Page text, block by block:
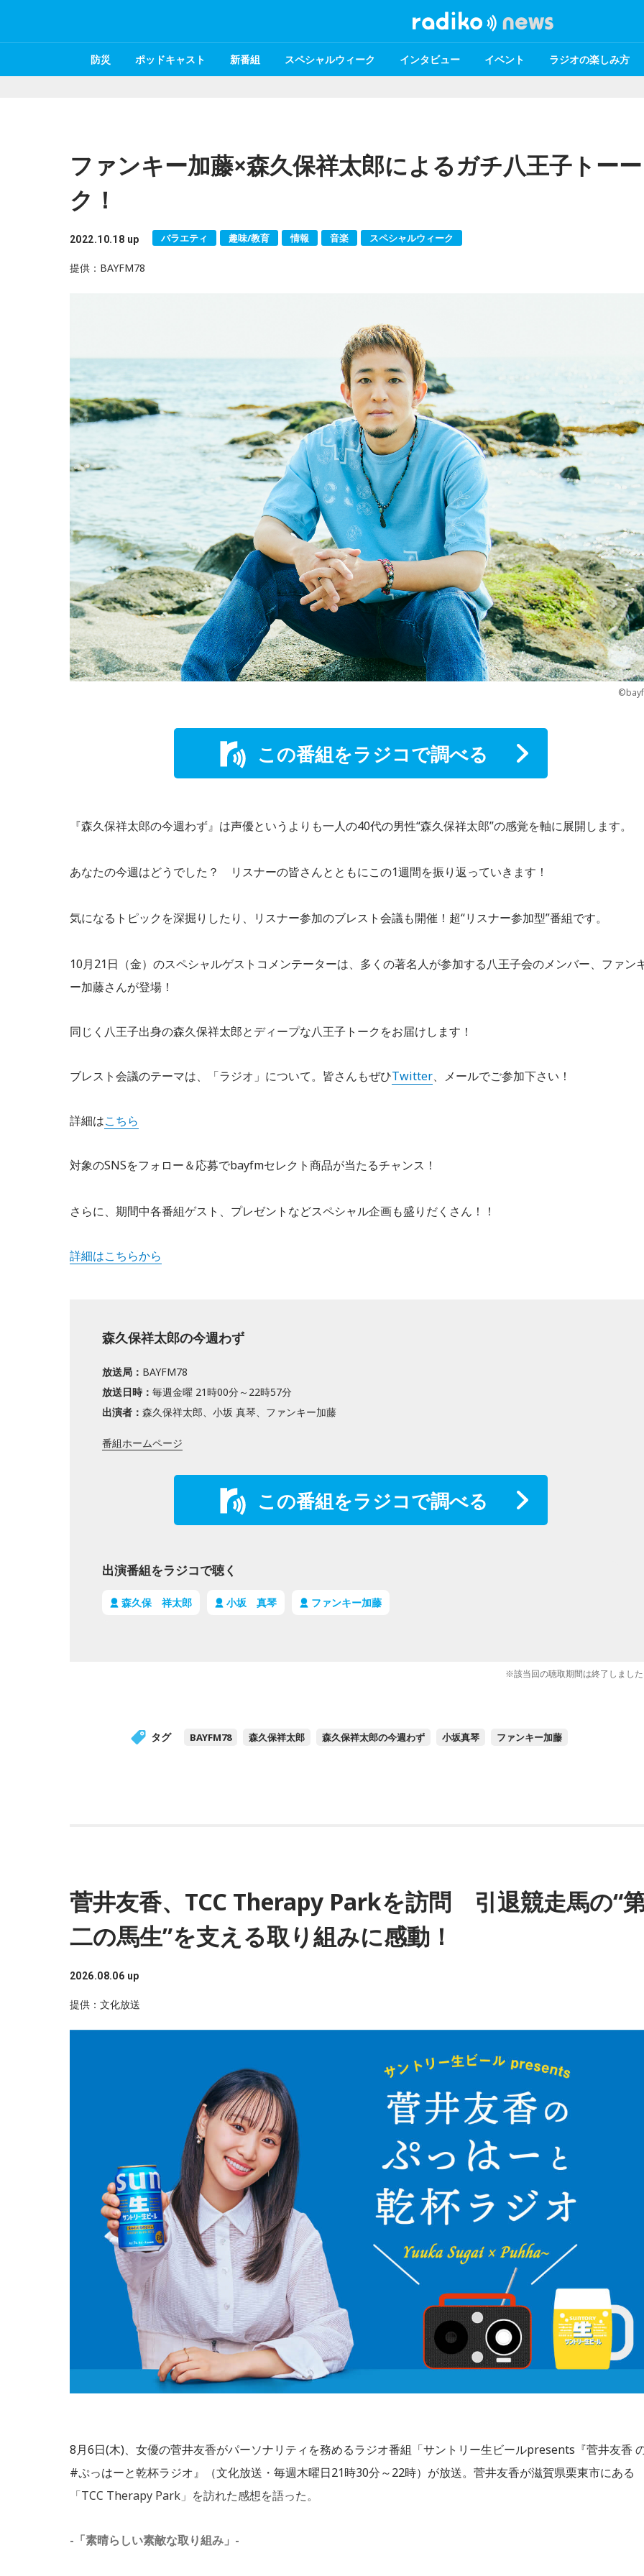
防災 ポッドキャスト 新番組 スペシャルウィーク インタビュー イベント ラジオの楽しみ方
ファンキー加藤×森久保祥太郎によるガチ八王子トーー
ク！
2022.10.18 up バラエティ 趣味/教育 情報 音楽 スペシャルウィーク
提供：BAYFM78
この番組をラジコで調べる
『森久保祥太郎の今週わず』は声優というよりも一人の40代の男性“森久保祥太郎”の感覚を軸に展開します。
あなたの今週はどうでした？ リスナーの皆さんとともにこの1週間を振り返っていきます！
気になるトピックを深掘りしたり、リスナー参加のブレスト会議も開催！超“リスナー参加型”番組です。
10月21日（金）のスペシャルゲストコメンテーターは、多くの著名人が参加する八王子会のメンバー、ファン
ー加藤さんが登場！
同じく八王子出身の森久保祥太郎とディープな八王子トークをお届けします！
ブレスト会議のテーマは、「ラジオ」について。皆さんもぜひTwitter、メールでご参加下さい！
詳細はこちら
対象のSNSをフォロー＆応募でbayfmセレクト商品が当たるチャンス！
さらに、期間中各番組ゲスト、プレゼントなどスペシャル企画も盛りだくさん！！
詳細はこちらから
森久保祥太郎の今週わず
放送局： BAYFM78
放送日時： 毎週金曜 21時00分～22時57分
出演者： 森久保祥太郎、小坂 真琴、ファンキー加藤
番組ホームページ
この番組をラジコで調べる
出演番組をラジコで聴く
森久保 祥太郎 小坂 真琴 ファンキー加藤
※該当回の聴取期間は終了しまし
タグ BAYFM78 森久保祥太郎 森久保祥太郎の今週わず 小坂真琴 ファンキー加藤
菅井友香、TCC Therapy Parkを訪問 引退競走馬の“
二の馬生”を支える取り組みに感動！
2026.08.06 up
提供：文化放送
8月6日(木)、女優の菅井友香がパーソナリティを務めるラジオ番組「サントリー生ビールpresents『菅井友香
#ぷっはーと乾杯ラジオ』（文化放送・毎週木曜日21時30分～22時）が放送。菅井友香が滋賀県栗東市にある
「TCC Therapy Park」を訪れた感想を語った。
-「素晴らしい素敵な取り組み」-